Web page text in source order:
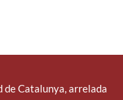
de Catalunya, arrelada